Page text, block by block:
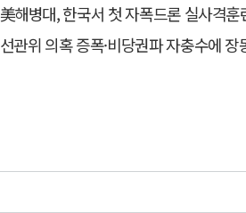
美해병대, 한국서 첫 자폭드론 실사격훈련…"
선관위 의혹 증폭·비당권파 자충수에 장동혁